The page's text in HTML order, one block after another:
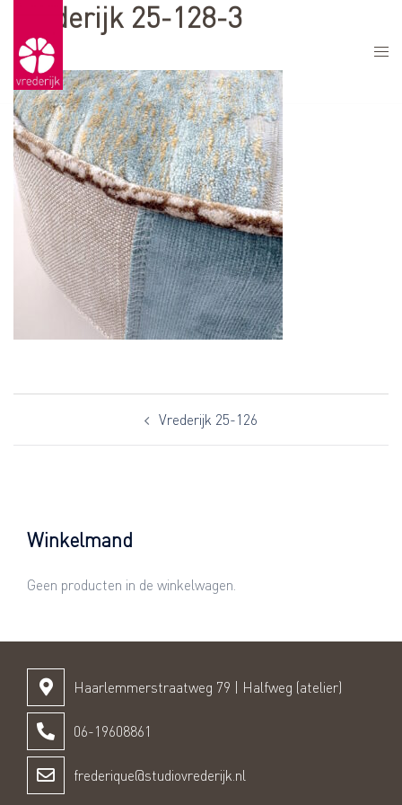
Vrederijk 25-128-3
Vrederijk 25-126
Winkelmand
Geen producten in de winkelwagen.
Haarlemmerstraatweg 79 | Halfweg (atelier)
06-19608861
frederique@studiovrederijk.nl